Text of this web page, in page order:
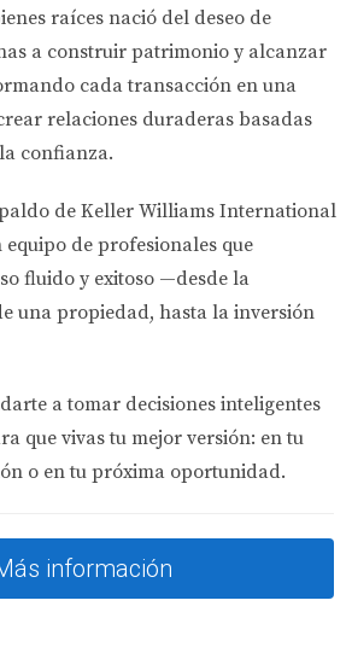
en profesionales jóvenes y familias
Zona premium con precios desde
más allá del millón para
Renta mensual promedio
debido a su ubicación centralizada
$600), pero atraen inquilinos
cerradas con casas
$600,000 que generan rentas
a $3,500. Aunque la inversión
el perfil del inquilino suele ser
plazo.
para la rentabilidad
Fundamental evaluar si el costo
al presupuesto sin comprometer
el margen neto.
mercado:La cercanía a centros
raíces nació del deseo de
a construir patrimonio y alcanzar
cada transacción en una
relaciones duraderas basadas
confianza.
de Keller Williams International
equipo de profesionales que
fluido y exitoso —desde la
una propiedad, hasta la inversión
a tomar decisiones inteligentes
que vivas tu mejor versión: en tu
o en tu próxima oportunidad.
información